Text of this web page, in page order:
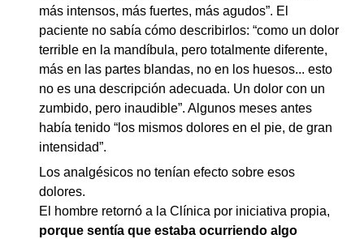
más intensos, más fuertes, más agudos”. El
paciente no sabía cómo describirlos: “como un dolor
terrible en la mandíbula, pero totalmente diferente,
más en las partes blandas, no en los huesos... esto
no es una descripción adecuada. Un dolor con un
zumbido, pero inaudible”. Algunos meses antes
había tenido “los mismos dolores en el pie, de gran
intensidad”.
Los analgésicos no tenían efecto sobre esos
dolores.
El hombre retornó a la Clínica por iniciativa propia,
porque sentía que estaba ocurriendo algo